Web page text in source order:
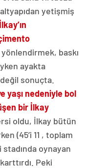
yetişmiş
yönlendirmek, baskı
ayakta
sonuçta.
yaşı nedeniyle bol
bir İlkay
oldu, İlkay bütün
(45’i 11 , toplam
stadında oynayan
Peki